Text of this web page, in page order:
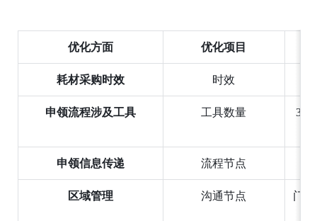
优化方面 优化项目
耗材采购时效 时效
申领流程涉及工具 工具数量 3
申领信息传递 流程节点
区域管理 沟通节点 门